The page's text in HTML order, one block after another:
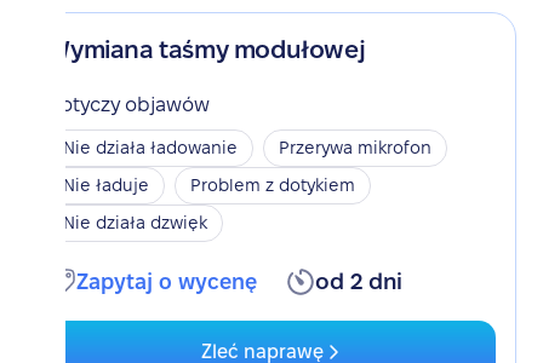
Wymiana taśmy modułowej
Dotyczy objawów
Nie działa ładowanie
Przerywa mikrofon
Nie ładuje
Problem z dotykiem
Nie działa dzwięk
Zapytaj o wycenę od 2 dni
Zleć naprawę